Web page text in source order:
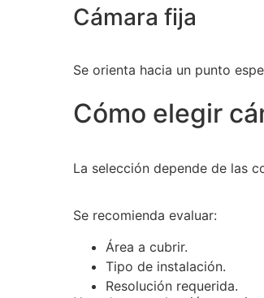
Cámara fija
Se orienta hacia un punto
Cómo elegir
La selección depende de las
Se recomienda evaluar:
Área a cubrir.
Tipo de instalación.
Resolución requerida.